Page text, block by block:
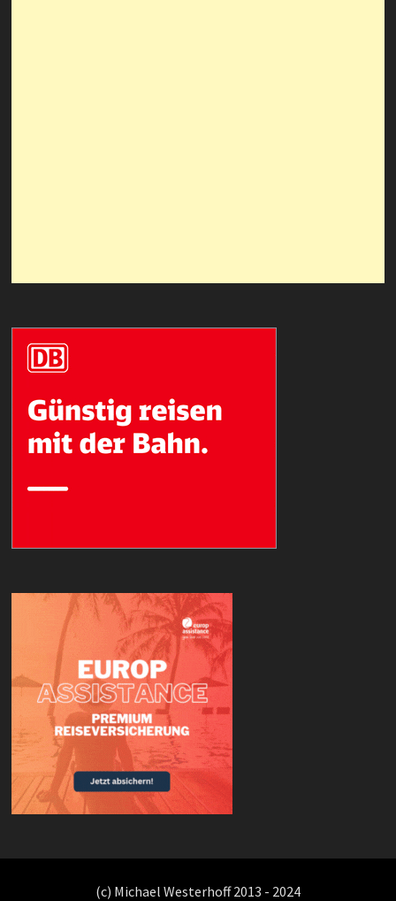
(c) Michael Westerhoff 2013 - 2024